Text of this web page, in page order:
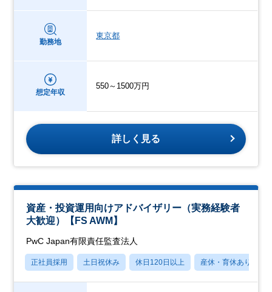
勤務地
東京都
想定年収
550～1500万円
詳しく見る
資産・投資運用向けアドバイザリー（実務経験者
大歓迎）【FS AWM】
PwC Japan有限責任監査法人
正社員採用 土日祝休み 休日120日以上 産休・育休あり